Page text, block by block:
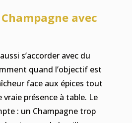
Champagne avec
s’accorder avec du
quand l’objectif est
face aux épices tout
présence à table. Le
: un Champagne trop